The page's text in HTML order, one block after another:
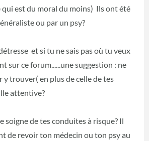
est du moral du moins) Ils ont été
ou par un psy?
et si tu ne sais pas où tu veux
sur ce forum......une suggestion : ne
y trouver( en plus de celle de tes
attentive?
soigne de tes conduites à risque? Il
de revoir ton médecin ou ton psy au